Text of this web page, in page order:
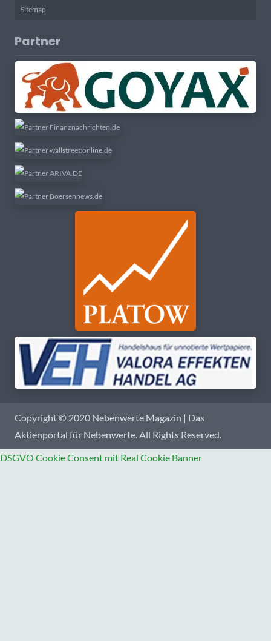
Sitemap
Partner
Copyright © 2020 Nebenwerte Magazin | Das
Aktienportal für Nebenwerte. All Rights Reserved.
DSGVO Cookie Consent mit Real Cookie Banner